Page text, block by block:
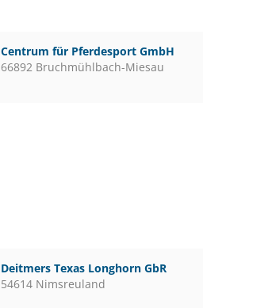
Centrum für Pferdesport GmbH
66892 Bruchmühlbach-Miesau
Deitmers Texas Longhorn GbR
54614 Nimsreuland